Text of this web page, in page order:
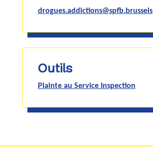
drogues.addictions@spfb.brussels
Outils
Plainte au Service Inspection